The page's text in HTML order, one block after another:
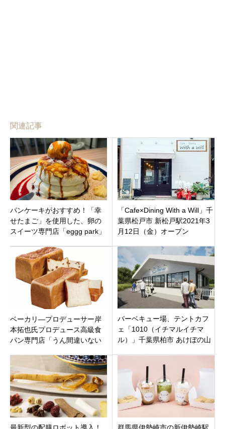
関連記事
パンケーキがおすすめ！「幸
せたまご」を使用した、卵の
スイーツ専門店「eggg park」
「Cafe×Dining With a Will」千
葉県松戸市 新松戸駅2021年3
月12日（金）オープン
ベーカリ―プロデューサー岸
本拓也氏プロデュース高級食
パン専門店「うん間違いない
バーベキュー場、テントカフ
ェ「1010（イチマルイチマ
ル）」千葉県柏市 あけぼの山